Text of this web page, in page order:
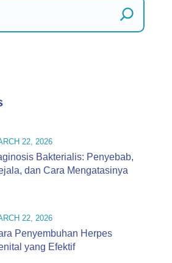
22, 2026
Bakterialis: Penyebab,
dan Cara Mengatasinya
22, 2026
Penyembuhan Herpes
yang Efektif